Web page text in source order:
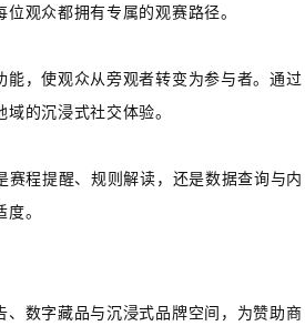
观众都拥有专属的观赛路径。
，使观众从旁观者转变为参与者。通过
的沉浸式社交体验。
程提醒、规则解读，还是数据查询与内
。
数字藏品与沉浸式品牌空间，为赞助商